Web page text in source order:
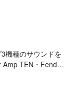
機種のサウンドを
Amp TEN・Fender